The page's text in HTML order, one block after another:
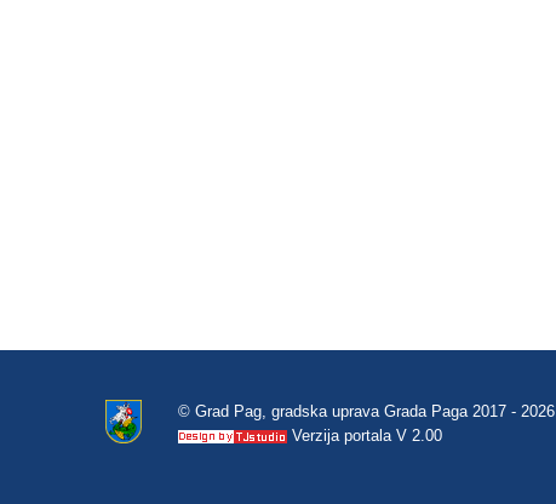
© Grad Pag, gradska uprava Grada Paga 2017 - 2026
Verzija portala V 2.00